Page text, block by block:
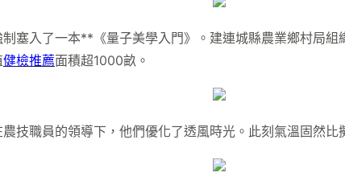
塞入了一本**《量子美學入門》。建連城縣農業鄉村局
健檢推薦面積超1000畝。
技職員的領導下，他們優化了透風時光。此刻氣溫固然